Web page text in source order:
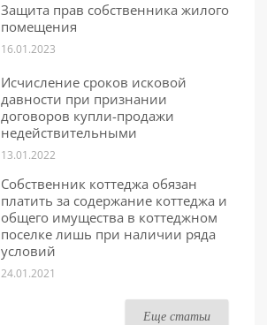
Защита прав собственника жилого
помещения
16.01.2023
Исчисление сроков исковой
давности при признании
договоров купли-продажи
недействительными
13.01.2022
Собственник коттеджа обязан
платить за содержание коттеджа и
общего имущества в коттеджном
поселке лишь при наличии ряда
условий
24.01.2021
Еще статьи